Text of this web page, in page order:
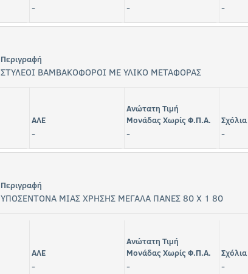
- - -
Περιγραφή
ΣΤΥΛΕΟΙ ΒΑΜΒΑΚΟΦΟΡΟΙ ΜΕ ΥΛΙΚΟ ΜΕΤΑΦΟΡΑΣ
ΑΛΕ
-
Ανώτατη Τιμή
Μονάδας Χωρίς Φ.Π.Α.
-
Σχόλια
-
Περιγραφή
ΥΠΟΣΕΝΤΟΝΑ ΜΙΑΣ ΧΡΗΣΗΣ ΜΕΓΑΛΑ ΠΑΝΕΣ 80 Χ 1 80
ΑΛΕ
-
Ανώτατη Τιμή
Μονάδας Χωρίς Φ.Π.Α.
-
Σχόλια
-